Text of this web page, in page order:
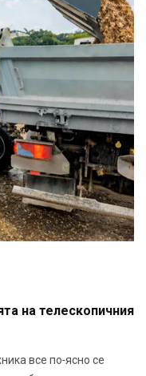
на телескопичния
все по-ясно се